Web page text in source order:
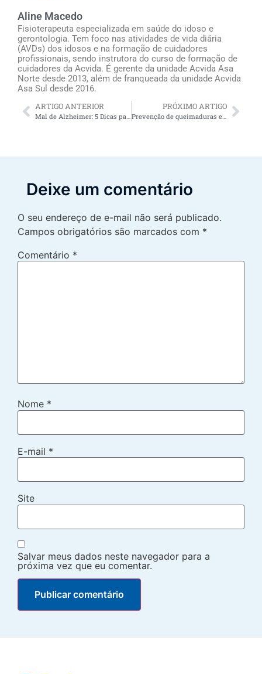
Aline Macedo
Fisioterapeuta especializada em saúde do idoso e
gerontologia. Tem foco nas atividades de vida diária
(AVDs) dos idosos e na formação de cuidadores
profissionais, sendo instrutora do curso de formação de
cuidadores da Acvida. É gerente da unidade Acvida Asa
Norte desde 2013, além de franqueada da unidade Acvida
Asa Sul desde 2016.
ARTIGO ANTERIOR
Mal de Alzheimer: 5 Dicas para lidar com os idosos
PRÓXIMO ARTIGO
Prevenção de queimaduras em idosos
Deixe um comentário
O seu endereço de e-mail não será publicado.
Campos obrigatórios são marcados com *
Comentário *
Nome *
E-mail *
Site
Salvar meus dados neste navegador para a
próxima vez que eu comentar.